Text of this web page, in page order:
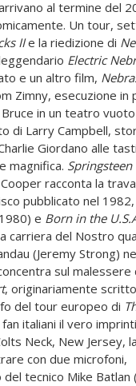
al termine del
Un tour,
IIe la riedizione di
Electric
e un altro film,
Zimny, esecuzione in
in un teatro
di Larry Campbell,
Giordano alle
magnifica. Springsteen
racconta la
pubblicato nel 1982,
e Born in the
carriera del Nostro
(Jeremy Strong)
sul malessere
, originariamente
del tour europeo di
italiani il vero
Neck, New Jersey,
con due microfoni,
del tecnico Mike Batlan